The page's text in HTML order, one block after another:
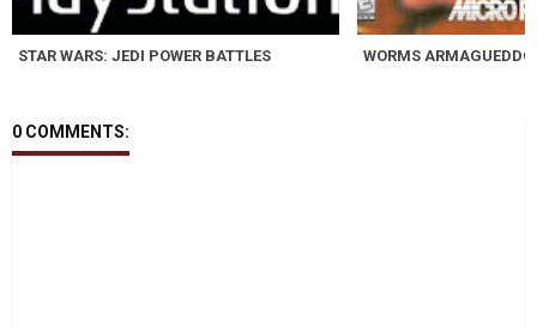
STAR WARS: JEDI POWER BATTLES WORMS
0 COMMENTS: